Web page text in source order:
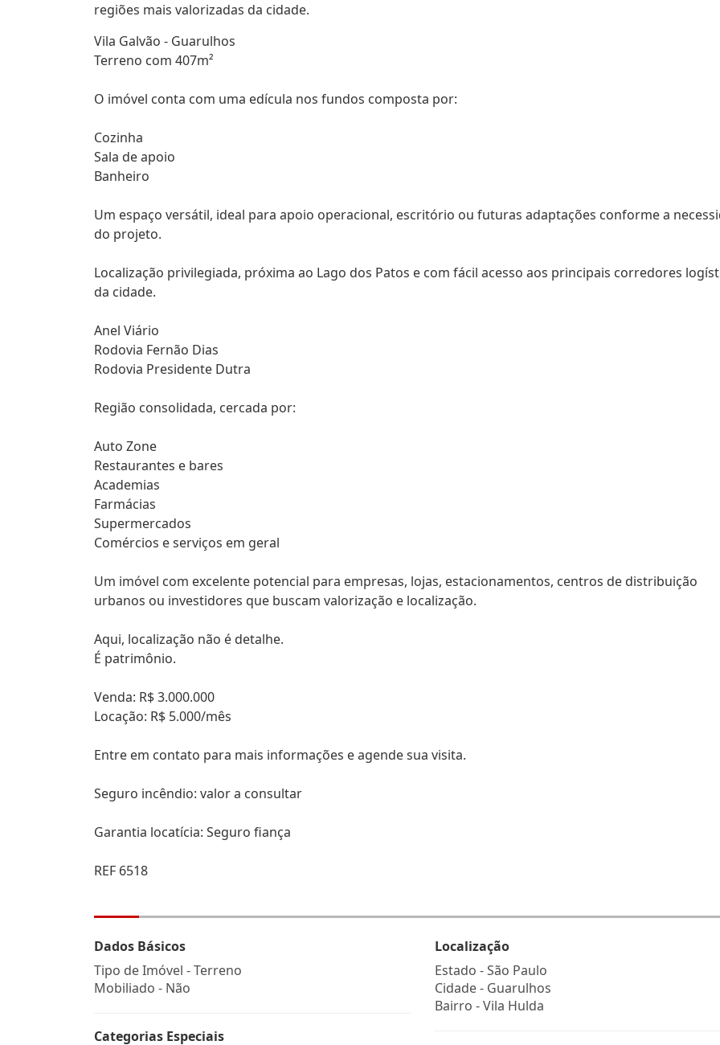
regiões mais valorizadas da cidade.
Vila Galvão - Guarulhos
Terreno com 407m²
O imóvel conta com uma edícula nos fundos composta por:
Cozinha
Sala de apoio
Banheiro
Um espaço versátil, ideal para apoio operacional, escritório ou futuras adaptações conforme a
do projeto.
Localização privilegiada, próxima ao Lago dos Patos e com fácil acesso aos principais corredores
da cidade.
Anel Viário
Rodovia Fernão Dias
Rodovia Presidente Dutra
Região consolidada, cercada por:
Auto Zone
Restaurantes e bares
Academias
Farmácias
Supermercados
Comércios e serviços em geral
Um imóvel com excelente potencial para empresas, lojas, estacionamentos, centros de distribuição
urbanos ou investidores que buscam valorização e localização.
Aqui, localização não é detalhe.
É patrimônio.
Venda: R$ 3.000.000
Locação: R$ 5.000/mês
Entre em contato para mais informações e agende sua visita.
Seguro incêndio: valor a consultar
Garantia locatícia: Seguro fiança
REF 6518
Dados Básicos
Tipo de Imóvel - Terreno
Mobiliado - Não
Categorias Especiais
Localização
Estado -São Paulo
Cidade - Guarulhos
Bairro -Vila Hulda